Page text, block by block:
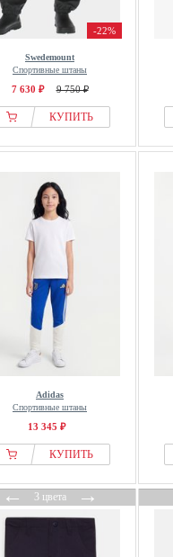
-22%
Swedemount
Спортивные штаны
7 630 ₽ 9 750 ₽
КУПИТЬ
Adidas
Спортивные штаны
13 345 ₽
КУПИТЬ
←3 цвета→